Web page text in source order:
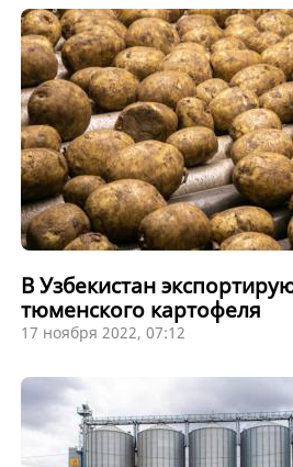
В Узбекистан
тюменского картофеля
17 ноября 2022, 07:12